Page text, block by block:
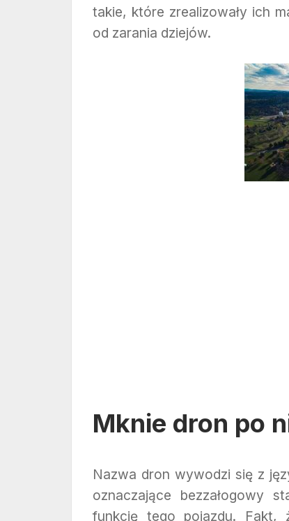
takie, które zrealizowały ich
od zarania dziejów.
Mknie dron po
Nazwa dron wywodzi się z
oznaczające bezzałogowy
funkcję tego pojazdu. Fakt,